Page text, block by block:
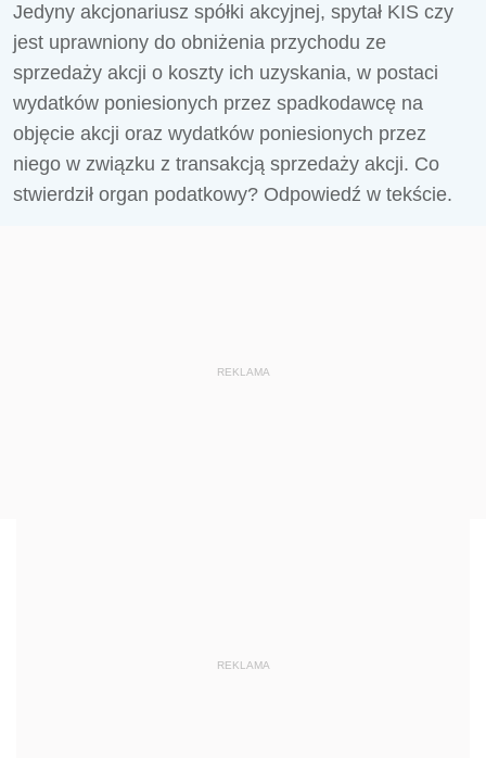
Jedyny akcjonariusz spółki akcyjnej, spytał KIS czy
jest uprawniony do obniżenia przychodu ze
sprzedaży akcji o koszty ich uzyskania, w postaci
wydatków poniesionych przez spadkodawcę na
objęcie akcji oraz wydatków poniesionych przez
niego w związku z transakcją sprzedaży akcji. Co
stwierdził organ podatkowy? Odpowiedź w tekście.
REKLAMA
REKLAMA